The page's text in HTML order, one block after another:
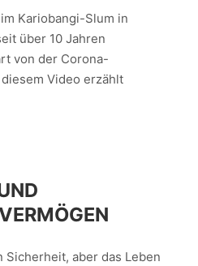
Kariobangi-Slum in
über 10 Jahren
von der Corona-
Video erzählt
Sicherheit, aber das Leben